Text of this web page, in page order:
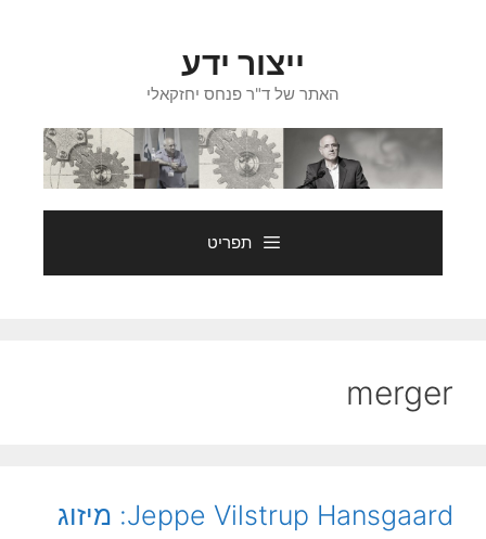
ייצור ידע
האתר של ד"ר פנחס יחזקאלי
תפריט
merger
Jeppe Vilstrup Hansgaard: מיזוג